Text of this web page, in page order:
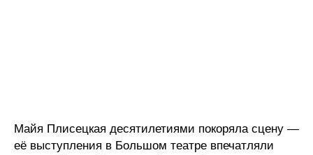
Майя Плисецкая десятилетиями покоряла сцену —
её выступления в Большом театре впечатляли